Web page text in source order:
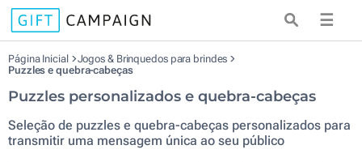
☰
Página Inicial
Jogos & Brinquedos para brindes
Puzzles e quebra-cabeças
Puzzles personalizados e quebra-cabeças
Seleção de puzzles e quebra-cabeças personalizados para
transmitir uma mensagem única ao seu público